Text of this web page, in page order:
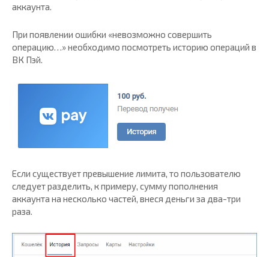
аккаунта.
При появлении ошибки «невозможно совершить
операцию…» необходимо посмотреть историю операций в
ВК Пэй.
Если существует превышение лимита, то пользователю
следует разделить, к примеру, сумму пополнения
аккаунта на несколько частей, внеся деньги за два-три
раза.